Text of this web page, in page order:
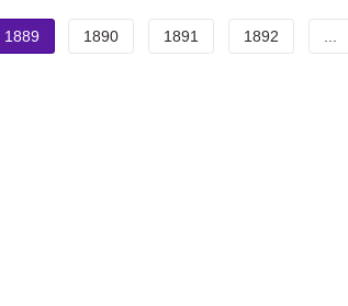
1889 1890 1891 1892